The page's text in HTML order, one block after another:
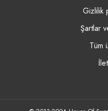
Gizlilik
Şartlar
Tüm